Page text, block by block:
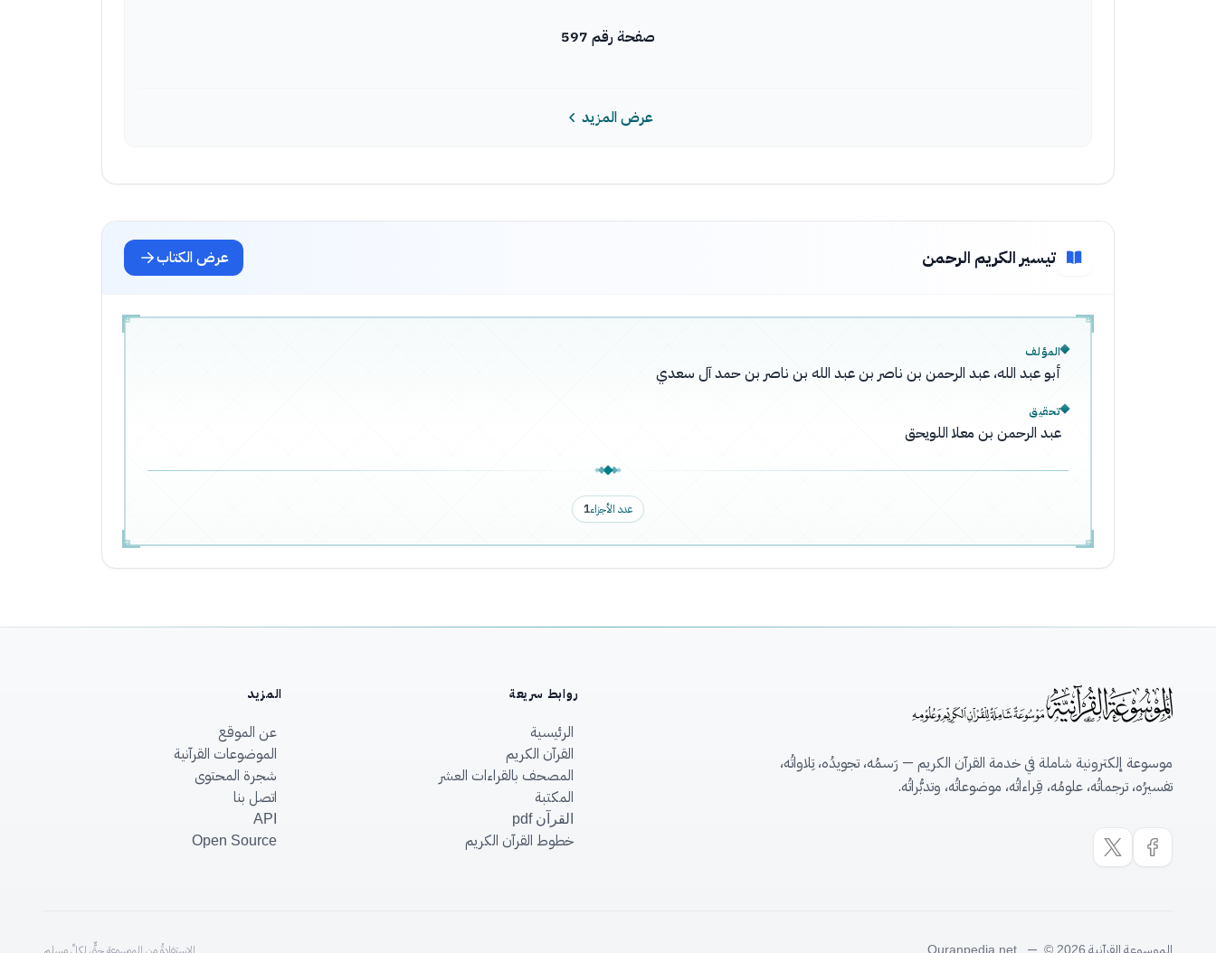
صفحة رقم 597
عرض المزيد
تيسير الكريم الرحمن عرض الكتاب
المؤلف
أبو عبد الله، عبد الرحمن بن ناصر بن عبد الله بن ناصر بن حمد آل سعدي
تحقيق
عبد الرحمن بن معلا اللويحق
عدد الأجزاء1
موسوعة إلكترونية شاملة في خدمة القرآن الكريم — رَسمُه، تجويدُه، تِلاواتُه،
تفسيرُه، ترجماتُه، علومُه، قِراءاتُه، موضوعاتُه، وتدبُّراتُه.
روابط سريعة
الرئيسية
القرآن الكريم
المصحف بالقراءات العشر
المكتبة
القرآن pdf
خطوط القرآن الكريم
المزيد
عن الموقع
الموضوعات القرآنية
شجرة المحتوى
اتصل بنا
API
Open Source
Quranpedia.net © 2026